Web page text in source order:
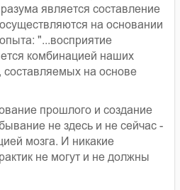
является составление
на основании
"...восприятие
комбинацией наших
на основе
прошлого и создание
не здесь и не сейчас -
мозга. И никакие
не могут и не должны